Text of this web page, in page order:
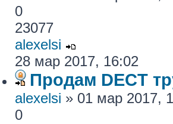
0
23077
alexelsi
28 мар 2017, 16:02
Продам DECT
alexelsi » 01 мар 2017,
0